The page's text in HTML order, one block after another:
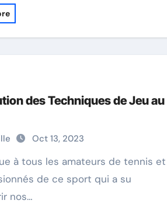
des Techniques de Jeu au
Oct 13, 2023
de ce sport qui a su
nos…